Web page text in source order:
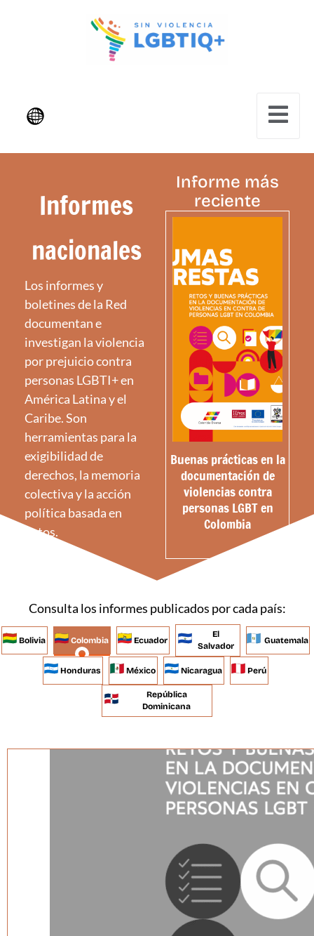
Informes
nacionales
Los informes y
boletines de la Red
documentan e
investigan la violencia
por prejuicio contra
personas LGBTI+ en
América Latina y el
Caribe. Son
herramientas para la
exigibilidad de
derechos, la memoria
colectiva y la acción
política basada en
datos.
Informe más
reciente
Buenas prácticas en la
documentación de
violencias contra
personas LGBT en
Colombia
Consulta los informes publicados por cada país:
Bolivia Colombia Ecuador
El
Salvador
Guatemala
Honduras México Nicaragua Perú
República
Dominicana